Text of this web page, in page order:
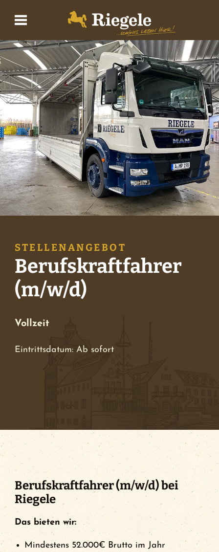
Biere
Brauerei
BrauWelt
Shop
Wirtshaus
Jobs
Händlersuche
Newsletter
News
Events
FCA Gewinnspiel
STELLENANGEBOT
Berufskraftfahrer
(m/w/d)
Vollzeit
Eintrittsdatum: Ab sofort
Berufskraftfahrer (m/w/d) bei
Riegele
Das bieten wir:
Mindestens 52.000€ Brutto im Jahr